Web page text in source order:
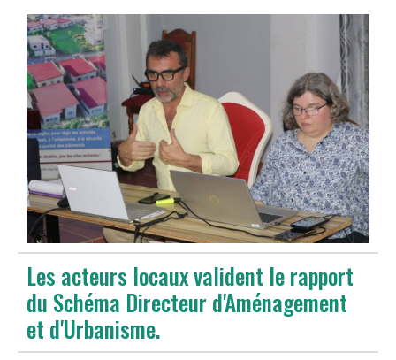
Les acteurs locaux valident le rapport
du Schéma Directeur d'Aménagement
et d'Urbanisme.